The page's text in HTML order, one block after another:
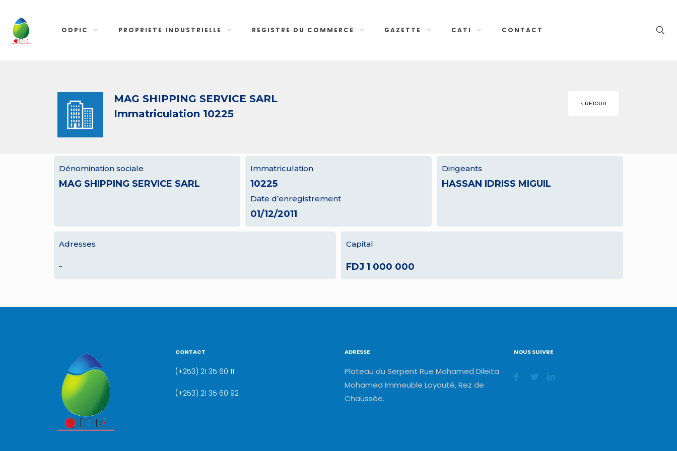
ODPIC PROPRIETE INDUSTRIELLE REGISTRE DU COMMERCE GAZETTE CATI CONTACT
MAG SHIPPING SERVICE SARL
Immatriculation 10225
< RETOUR
Dénomination sociale
MAG SHIPPING SERVICE SARL
Immatriculation
10225
Date d’enregistrement
01/12/2011
Dirigeants
HASSAN IDRISS MIGUIL
Adresses
–
Capital
FDJ 1 000 000
CONTACT
(+253) 21 35 60 11
(+253) 21 35 60 92
ADRESSE
Plateau du Serpent Rue Mohamed Dileita
Mohamed Immeuble Loyauté, Rez de
Chaussée.
NOUS SUIVRE